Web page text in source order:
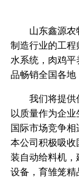
山东鑫源农牧
制造行业的工程
水系统， 肉鸡平
品畅销全国各地
我们将提供
以质量作为企业
国际市场竞争相
本公司积极吸
装自动给料机
设备，育雏笼精